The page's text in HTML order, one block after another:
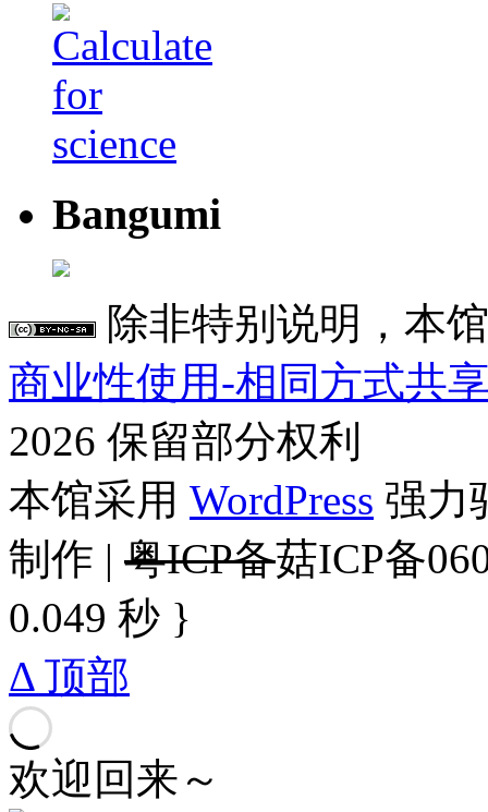
Bangumi
除非特别说明，本
商业性使用-相同方式共
2026 保留部分权利
本馆采用 WordPress 强力
制作 | 粤ICP备菇ICP备
0.049 秒 }
Δ 顶部
欢迎回来～